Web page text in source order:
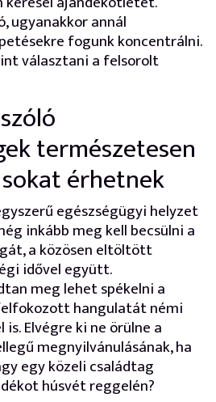
ugyanakkor annál
fogunk koncentrálni.
választani a felsorolt
természetesen
érhetnek
egészségügyi helyzet
inkább meg kell becsülni a
a közösen eltöltött
idővel együtt.
meg lehet spékelni a
hangulatát némi
Elvégre ki ne örülne a
megnyilvánulásának, ha
egy közeli családtag
húsvét reggelén?